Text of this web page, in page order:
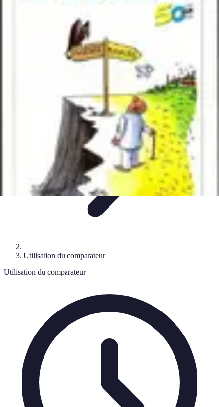
Comparateurs comparateur mutuelle proAstuces et
impact des mutuelles pro
Comparateur MutuellePro
Utilisation du comparateur
Utilisation du comparateur